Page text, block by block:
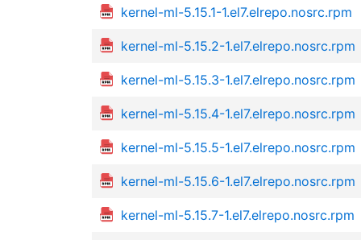
kernel-ml-5.15.1-1.el7.elrepo.nosrc.rpm
kernel-ml-5.15.2-1.el7.elrepo.nosrc.rpm
kernel-ml-5.15.3-1.el7.elrepo.nosrc.rpm
kernel-ml-5.15.4-1.el7.elrepo.nosrc.rpm
kernel-ml-5.15.5-1.el7.elrepo.nosrc.rpm
kernel-ml-5.15.6-1.el7.elrepo.nosrc.rpm
kernel-ml-5.15.7-1.el7.elrepo.nosrc.rpm